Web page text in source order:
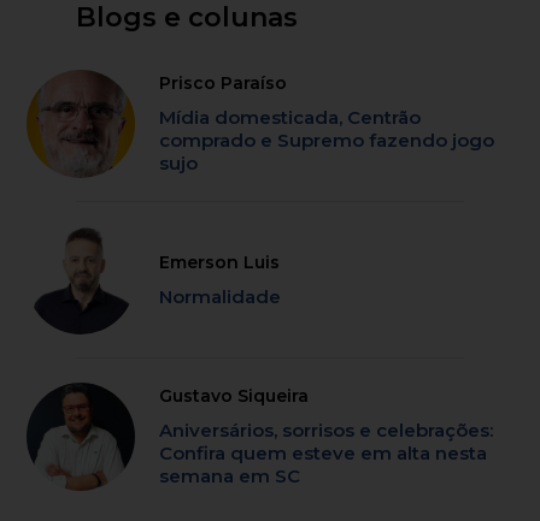
Blogs e colunas
Prisco Paraíso
Mídia domesticada, Centrão
comprado e Supremo fazendo jogo
sujo
Emerson Luis
Normalidade
Gustavo Siqueira
Aniversários, sorrisos e celebrações:
Confira quem esteve em alta nesta
semana em SC